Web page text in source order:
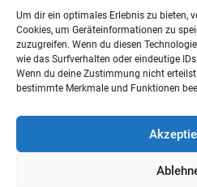
Um dir ein optimales Erlebnis zu bieten,
Cookies, um Geräteinformationen zu
zuzugreifen. Wenn du diesen
wie das Surfverhalten oder eindeutige
Wenn du deine Zustimmung nicht
bestimmte Merkmale und Funktionen
Der Aufklärungs- und
Wirkungsverbund
Praxistest
Vom Nachzügler zum Vorreiter